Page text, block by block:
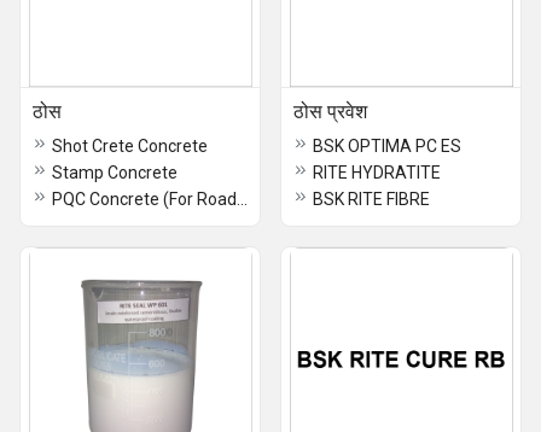
ठोस
Shot Crete Concrete
Stamp Concrete
ठोस प्रवेश
BSK OPTIMA PC ES
RITE HYDRATITE
BSK RITE FIBRE